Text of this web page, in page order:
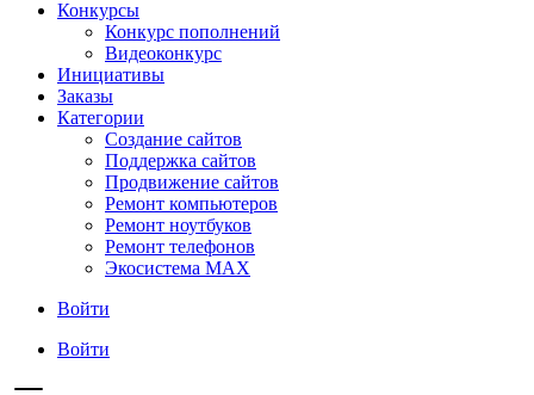
Конкурсы
Конкурс пополнений
Видеоконкурс
Инициативы
Заказы
Категории
Создание сайтов
Поддержка сайтов
Продвижение сайтов
Ремонт компьютеров
Ремонт ноутбуков
Ремонт телефонов
Экосистема MAX
Войти
Войти